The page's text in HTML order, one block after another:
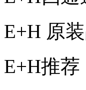
E+H 原
E+H推荐